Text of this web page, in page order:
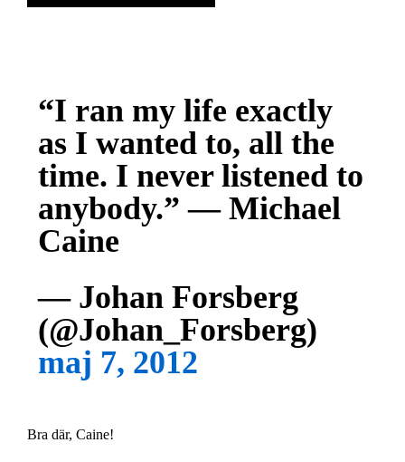
“I ran my life exactly
as I wanted to, all the
time. I never listened to
anybody.” — Michael
Caine
— Johan Forsberg
(@Johan_Forsberg)
maj 7, 2012
Bra där, Caine!